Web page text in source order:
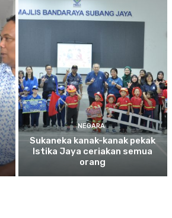
NEGARA
Sukaneka kanak-kanak pekak
Istika Jaya ceriakan semua
orang